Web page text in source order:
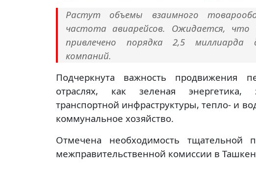
Растут объемы взаимного
частота авиарейсов. Ожидается,
привлечено порядка 2,5 миллиарда
компаний.
Подчеркнута важность продвижения
отраслях, как зеленая энергетика,
транспортной инфраструктуры, тепло- и
коммунальное хозяйство.
Отмечена необходимость тщательной
межправительственной комиссии в